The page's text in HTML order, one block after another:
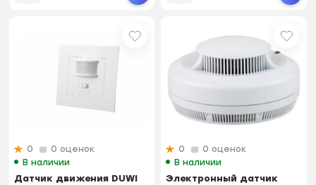
0
0 оценок
В наличии
Датчик движения DUWI
0
0 оценок
В наличии
Электронный датчик